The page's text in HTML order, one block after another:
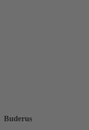
Buderus